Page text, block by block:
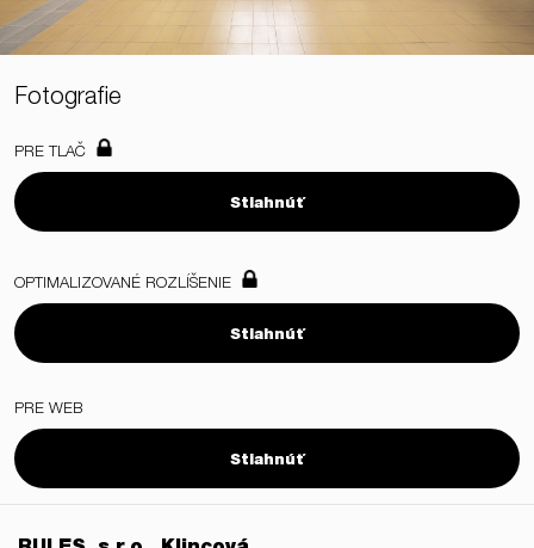
Fotografie
PRE TLAČ
Stiahnúť
OPTIMALIZOVANÉ ROZLÍŠENIE
Stiahnúť
PRE WEB
Stiahnúť